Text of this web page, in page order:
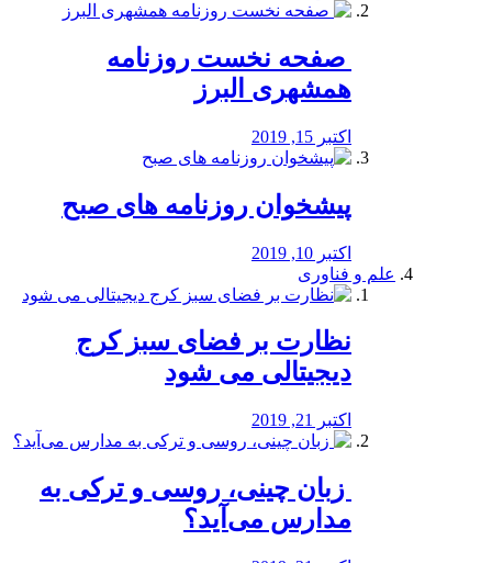
️ صفحه نخست روزنامه‌
همشهری البرز
اکتبر 15, 2019
پیشخوان روزنامه های صبح
اکتبر 10, 2019
علم و فناوری
نظارت بر فضای سبز کرج
دیجیتالی می شود
اکتبر 21, 2019
️ زبان چینی، روسی و ترکی به
مدارس می‌آید؟